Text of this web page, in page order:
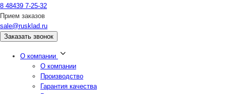
8 48439 7-25-32
Прием заказов
sale@rusklad.ru
Заказать звонок
О компании
О компании
Производство
Гарантия качества